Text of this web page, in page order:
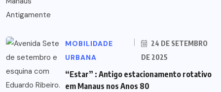
MOBILIDADE
URBANA
24 DE SETEMBRO
DE 2025
“Estar” : Antigo estacionamento rotativo
em Manaus nos Anos 80